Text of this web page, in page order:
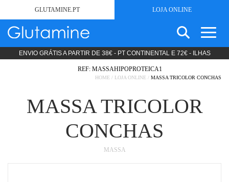
GLUTAMINE.PT LOJA ONLINE
SEM GLÚTEN
COSMÉTICA
DIETAS STANDARD
SEARCH
ENVIO GRÁTIS A PARTIR DE 38€ - PT CONTINENTAL E 72€ - ILHAS
REF: MASSAHIPOPROTEICA1
HOME / LOJA ONLINE / MASSA TRICOLOR CONCHAS
MASSA TRICOLOR
CONCHAS
MASSA